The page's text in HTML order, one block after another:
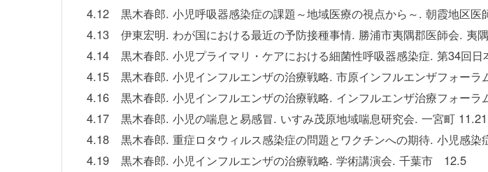
4.12
黒木春郎. 小児呼吸器感染症の課題～地域医療の視点から～. 朝霞地区
4.13
伊東宏明. わが国における最近の予防接種事情. 勝浦市夷隅郡医師会.
4.14
黒木春郎. 小児プライマリ・ケアにおける細菌性呼吸器感染症. 第34回
4.15
黒木春郎. 小児インフルエンザの治療戦略. 市原インフルエンザフォー
4.16
黒木春郎. 小児インフルエンザの治療戦略. インフルエンザ治療フォー
4.17
黒木春郎. 小児の喘息と易感冒. いすみ茂原地域喘息研究会. 一宮町 11.21
4.18
黒木春郎. 重症ロタウィルス感染症の問題とワクチンへの期待. 小児感
4.19
黒木春郎. 小児インフルエンザの治療戦略. 学術講演会. 千葉市 12.5